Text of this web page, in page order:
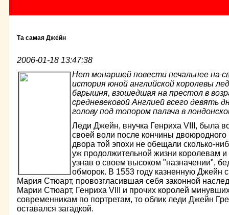
Та самая Джейн
2006-01-18 13:47:38
Нет монаршей повести печальнее на
история юной английской королевы
барышня, взошедшая на престол в
средневековой Англией всего девять
голову под топором палача в
Леди Джейн, внучка Генриха VIII, была
своей воли после кончины
двора той эпохи не обещали сколько-
уж продолжительной жизни королевам
узнав о своем высоком "назначении",
обморок. В 1553 году казненную Джейн
Мария Стюарт, провозгласившая себя законной
Марии Стюарт, Генриха VIII и прочих королей
современникам по портретам, то облик леди Джейн
оставался загадкой.